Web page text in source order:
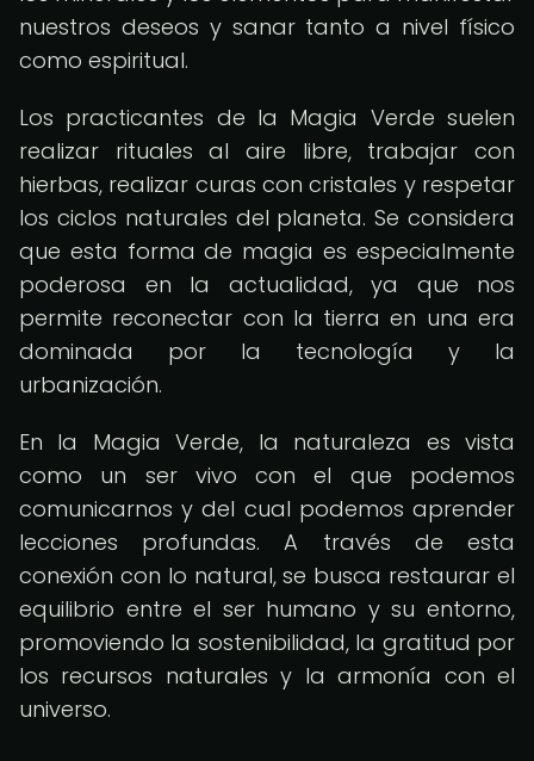
nuestros deseos y sanar tanto a nivel físico
como espiritual.
Los practicantes de la Magia Verde suelen
realizar rituales al aire libre, trabajar con
hierbas, realizar curas con cristales y respetar
los ciclos naturales del planeta. Se considera
que esta forma de magia es especialmente
poderosa en la actualidad, ya que nos
permite reconectar con la tierra en una era
dominada por la tecnología y la
urbanización.
En la Magia Verde, la naturaleza es vista
como un ser vivo con el que podemos
comunicarnos y del cual podemos aprender
lecciones profundas. A través de esta
conexión con lo natural, se busca restaurar el
equilibrio entre el ser humano y su entorno,
promoviendo la sostenibilidad, la gratitud por
los recursos naturales y la armonía con el
universo.